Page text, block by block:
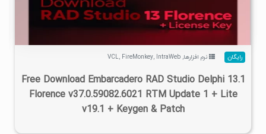
رایگان نرم افزارها,
VCL, FireMonkey, IntraWeb
Free Download Embarcadero RAD Studio Delphi 13.1
Florence v37.0.59082.6021 RTM Update 1 + Lite
v19.1 + Keygen & Patch